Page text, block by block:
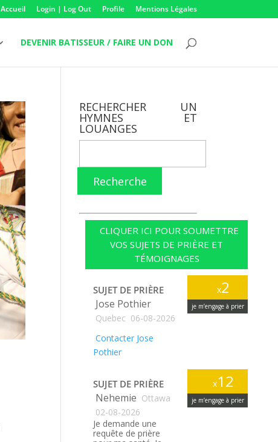
Accueil Login | Log Out Profile Mentions Légales
DEVENIR BATISSEUR / FAIRE UN DON
RECHERCHER UN
HYMNES ET
LOUANGES
Recherche
CLIQUER ICI POUR SOUMETTRE
VOS SUJETS DE PRIÈRE ET
TÉMOIGNAGES
x2
je m’engage à prier
SUJET DE PRIÈRE
Jose Pothier
Quebec 06-08-2026
Contacter Jose
Pothier
x12
je m’engage à prier
SUJET DE PRIÈRE
Nehemie Ottawa
02-08-2026
Je demande une
requête de prière